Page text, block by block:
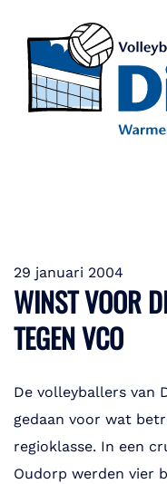
29 januari 2004
WINST VOOR
TEGEN VCO
De volleyballers van
gedaan voor wat
regioklasse. In een
Oudorp werden vier